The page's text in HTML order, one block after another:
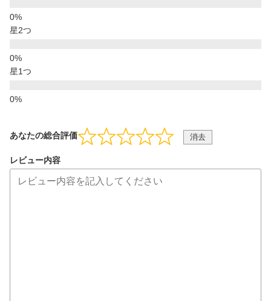
星2つ
星1つ
あなたの総合評価 消去
レビュー内容